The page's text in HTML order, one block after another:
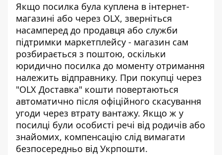
Якщо посилка була куплена в інтернет-
магазині або через OLX, зверніться
насамперед до продавця або служби
підтримки маркетплейсу - магазин сам
розбирається з поштою, оскільки
юридично посилка до моменту отримання
належить відправнику. При покупці через
"OLX Доставка" кошти повертаються
автоматично після офіційного скасування
угоди через втрату вантажу. Якщо ж у
посилці були особисті речі від родичів або
знайомих, компенсацію слід вимагати
безпосередньо від Укрпошти.